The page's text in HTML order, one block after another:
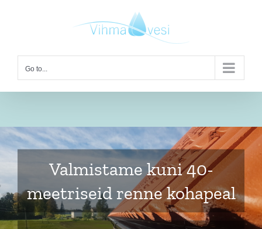
Go to...
Valmistame kuni 40-
meetriseid renne kohapeal